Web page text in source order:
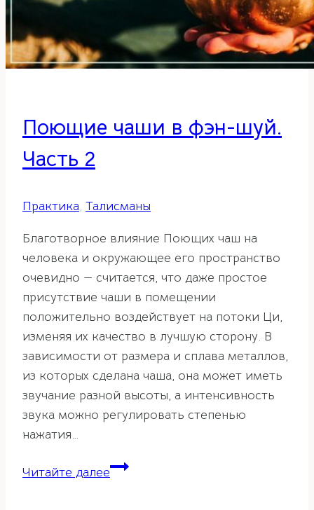
Поющие чаши в фэн-шуй.
Часть 2
Практика, Талисманы
Благотворное влияние Поющих чаш на
человека и окружающее его пространство
очевидно — считается, что даже простое
присутствие чаши в помещении
положительно воздействует на потоки Ци,
изменяя их качество в лучшую сторону. В
зависимости от размера и сплава металлов,
из которых сделана чаша, она может иметь
звучание разной высоты, а интенсивность
звука можно регулировать степенью
нажатия…
Читайте далееПоющие